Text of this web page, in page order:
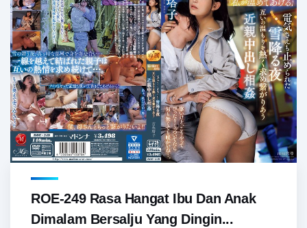
ROE-249 Rasa Hangat Ibu Dan Anak
Dimalam Bersalju Yang Dingin...